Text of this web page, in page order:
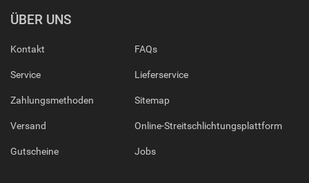
ÜBER UNS
Kontakt
Service
Zahlungsmethoden
Versand
Gutscheine
FAQs
Lieferservice
Sitemap
Online-Streitschlichtungsplattform
Jobs